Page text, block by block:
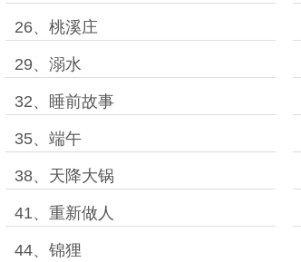
26、桃溪庄
29、溺水
32、睡前故事
35、端午
38、天降大锅
41、重新做人
44、锦狸